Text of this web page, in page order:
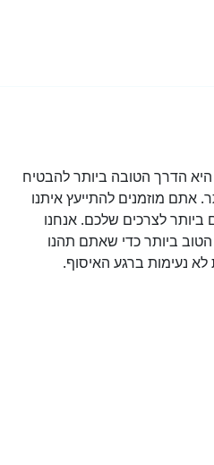
הדרך הטובה ביותר להבטיח
אתם מוזמנים להתייעץ איתנו
לצרכים שלכם. אנחנו
ביותר כדי שאתם תהנו
נעימות ברגע האיסוף.